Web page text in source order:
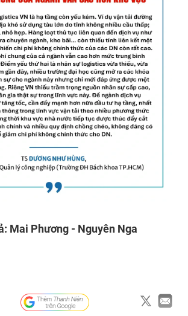
Mai Phương - Nguyên Nga